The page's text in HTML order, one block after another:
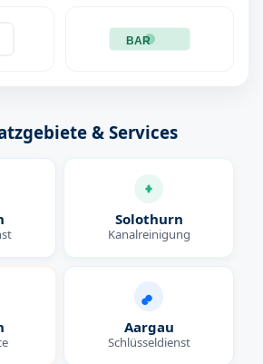
BAR
& Services
Solothurn
Kanalreinigung
Aargau
Schlüsseldienst